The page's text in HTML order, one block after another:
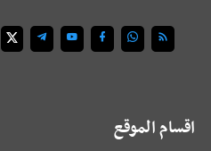
اقسام الموقع